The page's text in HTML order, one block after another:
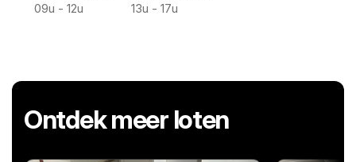
09u - 12u
13u - 17u
Ontdek meer loten